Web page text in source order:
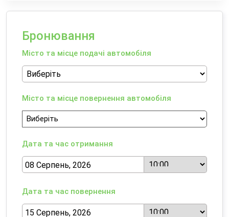
Бронювання
Місто та місце подачі автомобіля
Місто та місце повернення автомобіля
Дата та час отримання
Дата та час повернення